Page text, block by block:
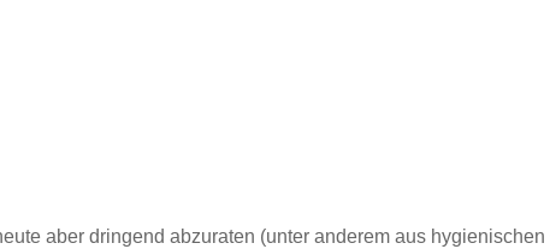
aber dringend abzuraten (unter anderem aus